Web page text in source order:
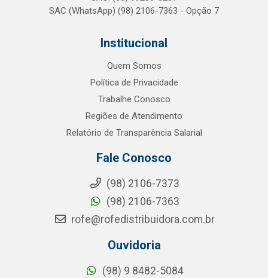
SAC (WhatsApp) (98) 2106-7363 - Opção 7
Institucional
Quem Somos
Política de Privacidade
Trabalhe Conosco
Regiões de Atendimento
Relatório de Transparência Salarial
Fale Conosco
(98) 2106-7373
(98) 2106-7363
rofe@rofedistribuidora.com.br
Ouvidoria
(98) 9 8482-5084